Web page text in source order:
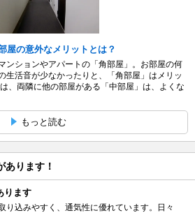
屋の意外なメリットとは？
ンションやアパートの「角部屋」。お部屋の何
生活音が少なかったりと、「角部屋」はメリッ
、両隣に他の部屋がある「中部屋」は、よくな
もっと読む
あります！
ります
り込みやすく、通気性に優れています。日々